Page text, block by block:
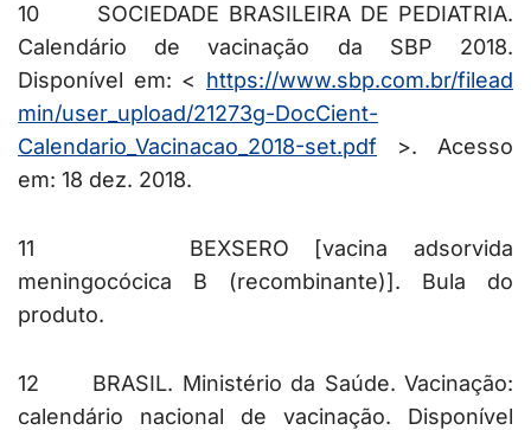
10 SOCIEDADE BRASILEIRA DE PEDIATRIA.
Calendário de vacinação da SBP 2018.
Disponível em: < https://www.sbp.com.br/filead
min/user_upload/21273g-DocCient-
Calendario_Vacinacao_2018-set.pdf >. Acesso
em: 18 dez. 2018.
11 BEXSERO [vacina adsorvida
meningocócica B (recombinante)]. Bula do
produto.
12
BRASIL. Ministério da Saúde. Vacinação:
calendário nacional de vacinação. Disponível